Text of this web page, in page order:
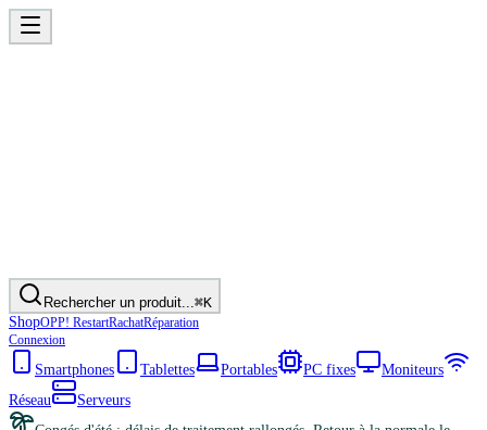
Rechercher un produit...⌘K
ShopOPP! RestartRachatRéparation
Connexion
Smartphones Tablettes Portables PC fixes
Moniteurs
Réseau
Serveurs